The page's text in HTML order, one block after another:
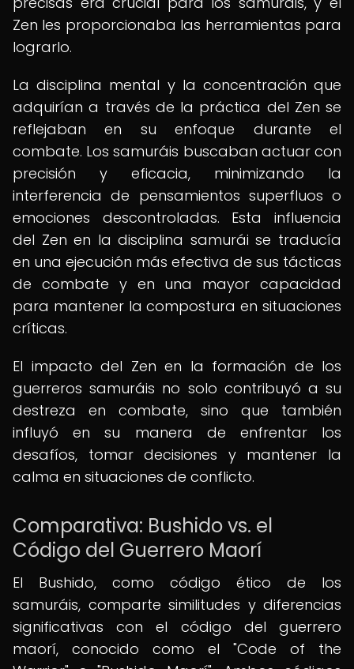
Zen les proporcionaba las herramientas para
lograrlo.
La disciplina mental y la concentración que
adquirían a través de la práctica del Zen se
reflejaban en su enfoque durante el
combate. Los samuráis buscaban actuar con
precisión y eficacia, minimizando la
interferencia de pensamientos superfluos o
emociones descontroladas. Esta influencia
del Zen en la disciplina samurái se traducía
en una ejecución más efectiva de sus tácticas
de combate y en una mayor capacidad
para mantener la compostura en situaciones
críticas.
El impacto del Zen en la formación de los
guerreros samuráis no solo contribuyó a su
destreza en combate, sino que también
influyó en su manera de enfrentar los
desafíos, tomar decisiones y mantener la
calma en situaciones de conflicto.
Comparativa: Bushido vs. el
Código del Guerrero Maorí
El Bushido, como código ético de los
samuráis, comparte similitudes y diferencias
significativas con el código del guerrero
maorí, conocido como el "Code of the